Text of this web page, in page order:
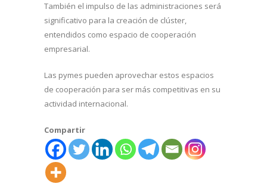
También el impulso de las administraciones será
significativo para la creación de clúster,
entendidos como espacio de cooperación
empresarial.
Las pymes pueden aprovechar estos espacios
de cooperación para ser más competitivas en su
actividad internacional.
Compartir